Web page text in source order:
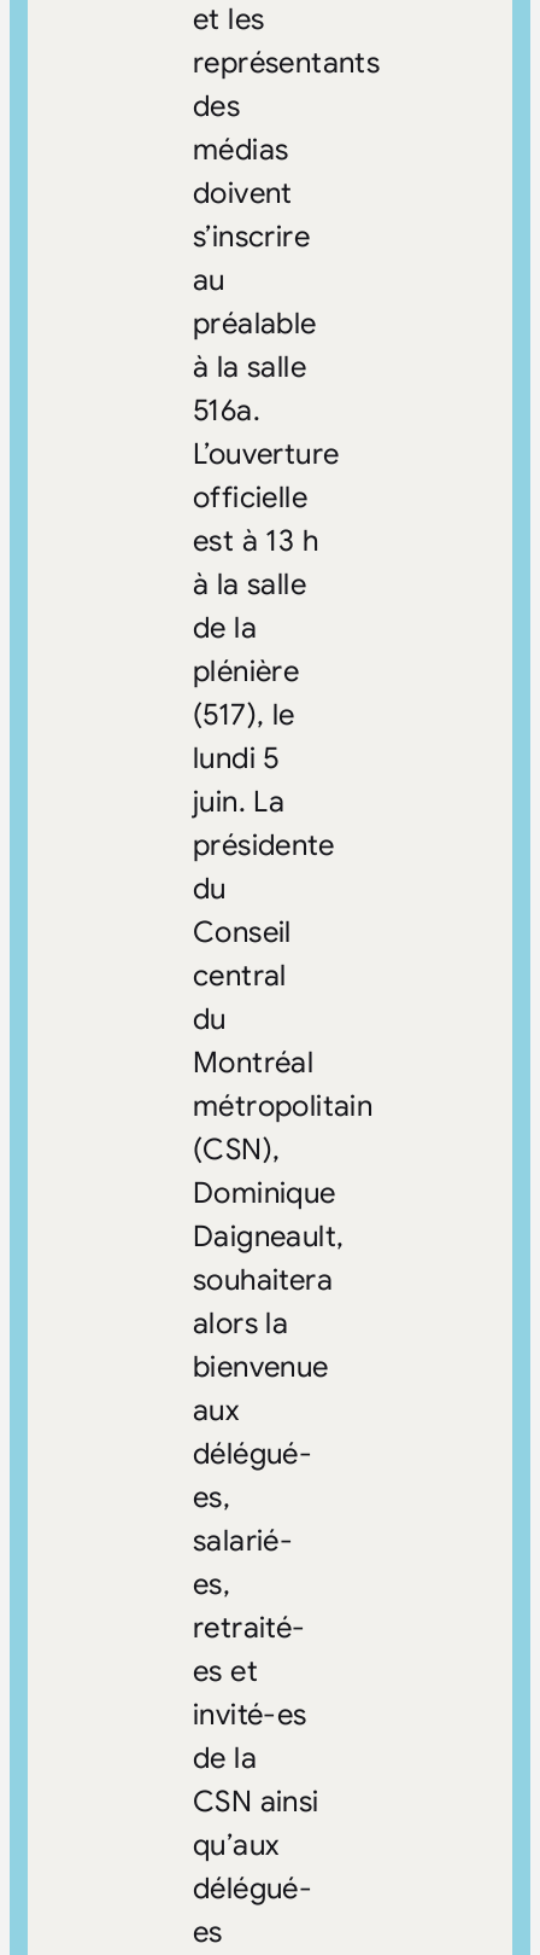
et les
représentants
des
médias
doivent
s’inscrire
au
préalable
à la salle
516a.
L’ouverture
officielle
est à 13 h
à la salle
de la
plénière
(517), le
lundi 5
juin. La
présidente
du
Conseil
central
du
Montréal
métropolitain
(CSN),
Dominique
Daigneault,
souhaitera
alors la
bienvenue
aux
délégué-
es,
salarié-
es,
retraité-
es et
invité-es
de la
CSN ainsi
qu’aux
délégué-
es